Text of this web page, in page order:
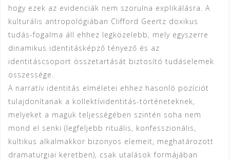
hogy ezek az evidenciák nem szorulna explikálásra. A
kulturális antropológiában Clifford Geertz doxikus
tudás-fogalma áll ehhez legközelebb, mely egyszerre
dinamikus identitásképző tényező és az
identitáscsoport összetartását biztosító tudáselemek
összessége.
A narratív identitás elméletei ehhez hasonló pozíciót
tulajdonítanak a kollektívidentitás-történeteknek,
melyeket a maguk teljességében szintén soha nem
mond el senki (legfeljebb rituális, konfesszionális,
kultikus alkalmakkor bizonyos elemeit, meghatározott
dramaturgiai keretben), csak utalások formájában